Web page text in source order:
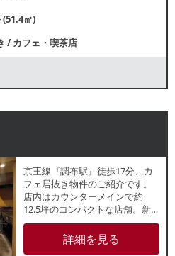
(51.4㎡)
/カフェ・喫茶店
京王線『調布駅』徒歩17分、カ
フェ居抜き物件のご紹介です。
店内はカウンターメインで約
12.5坪のコンパクトな店舗。新
規出店・個人開業をお考えの方
にもおすすめです。佐須街道沿
いの建物1階店舗で視認性良好！
詳細を見る